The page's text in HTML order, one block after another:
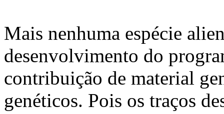
Mais nenhuma espécie
desenvolvimento do
contribuição de material
genéticos. Pois os traços